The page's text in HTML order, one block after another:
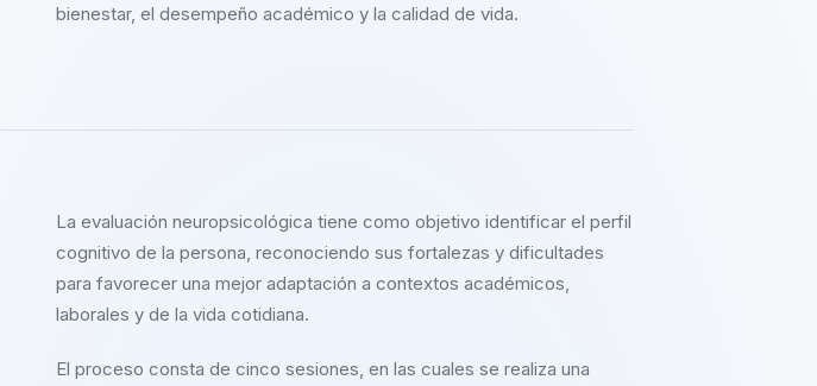
bienestar, el desempeño académico y la calidad de vida.
La evaluación neuropsicológica tiene como objetivo identificar el perfil
cognitivo de la persona, reconociendo sus fortalezas y dificultades
para favorecer una mejor adaptación a contextos académicos,
laborales y de la vida cotidiana.
El proceso consta de cinco sesiones, en las cuales se realiza una